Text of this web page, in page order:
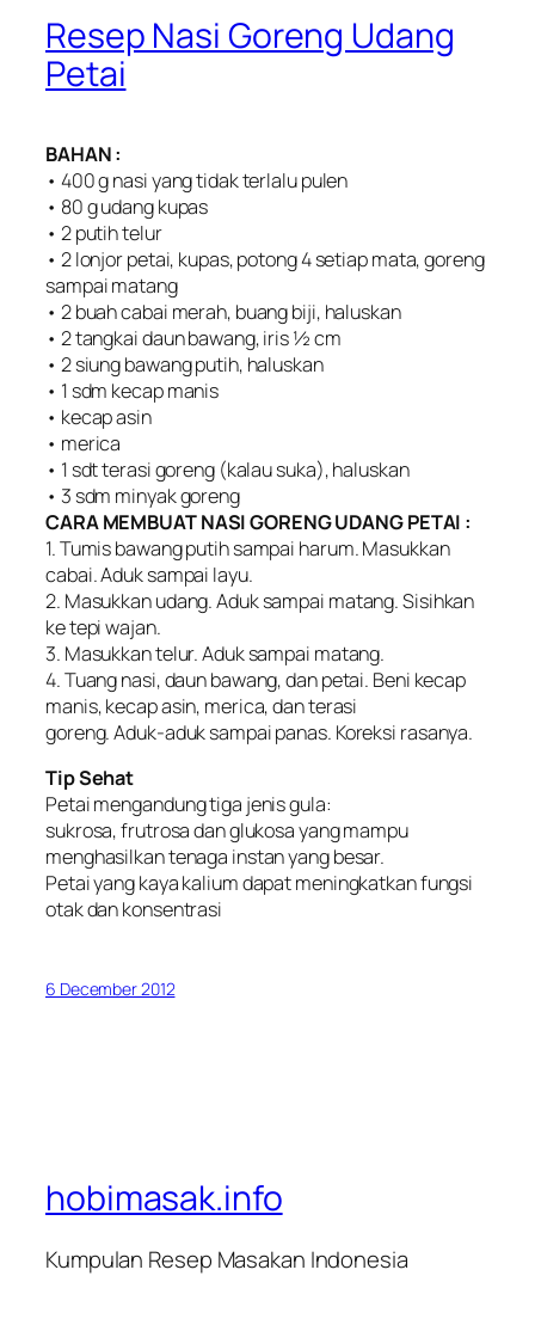
Resep Nasi Goreng Udang
Petai
BAHAN :
• 400 g nasi yang tidak terlalu pulen
• 80 g udang kupas
• 2 putih telur
• 2 lonjor petai, kupas, potong 4 setiap mata, goreng
sampai matang
• 2 buah cabai merah, buang biji, haluskan
• 2 tangkai daun bawang, iris ½ cm
• 2 siung bawang putih, haluskan
• 1 sdm kecap manis
• kecap asin
• merica
• 1 sdt terasi goreng (kalau suka), haluskan
• 3 sdm minyak goreng
CARA MEMBUAT NASI GORENG UDANG PETAI :
1. Tumis bawang putih sampai harum. Masukkan
cabai. Aduk sampai layu.
2. Masukkan udang. Aduk sampai matang. Sisihkan
ke tepi wajan.
3. Masukkan telur. Aduk sampai matang.
4. Tuang nasi, daun bawang, dan petai. Beni kecap
manis, kecap asin, merica, dan terasi
goreng. Aduk-aduk sampai panas. Koreksi rasanya.
Tip Sehat
Petai mengandung tiga jenis gula:
sukrosa, frutrosa dan glukosa yang mampu
menghasilkan tenaga instan yang besar.
Petai yang kaya kalium dapat meningkatkan fungsi
otak dan konsentrasi
6 December 2012
hobimasak.info
Kumpulan Resep Masakan Indonesia